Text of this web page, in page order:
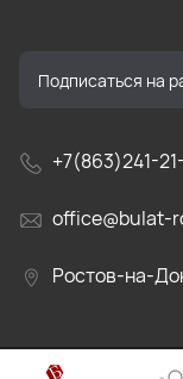
+7(863)241-
office@bulat-
Ростов-на-